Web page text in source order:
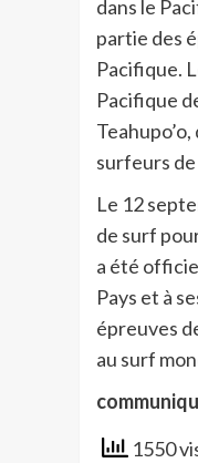
dans le
partie des
Pacifique.
Pacifique
surfeurs de
Le 12
de surf
a été
Pays et à
épreuves
au surf
1550